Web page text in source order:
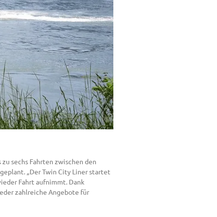
sechs Fahrten zwischen den
„Der Twin City Liner startet
Fahrt aufnimmt. Dank
zahlreiche Angebote für